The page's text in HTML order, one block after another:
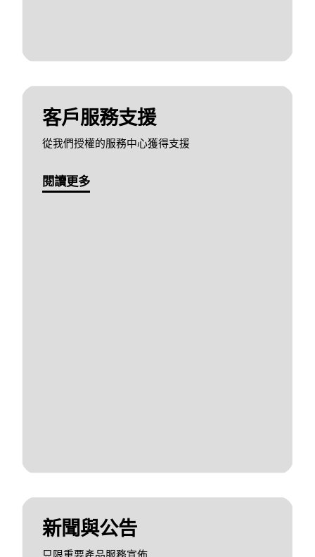
客戶服務支援
從我們授權的服務中心獲得支援
閱讀更多
新聞與公告